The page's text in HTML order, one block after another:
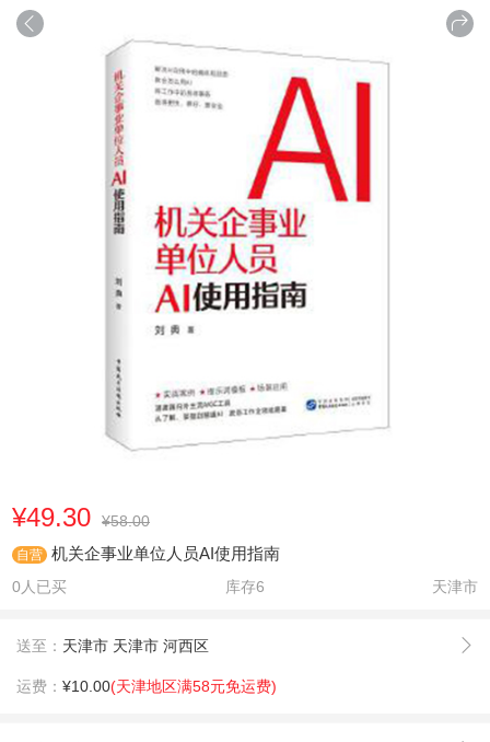
¥49.30 ¥58.00
自营 机关企事业单位人员AI使用指南
0人已买 库存6 天津市
送至： 天津市 天津市 河西区
运费： ¥10.00(天津地区满58元免运费)